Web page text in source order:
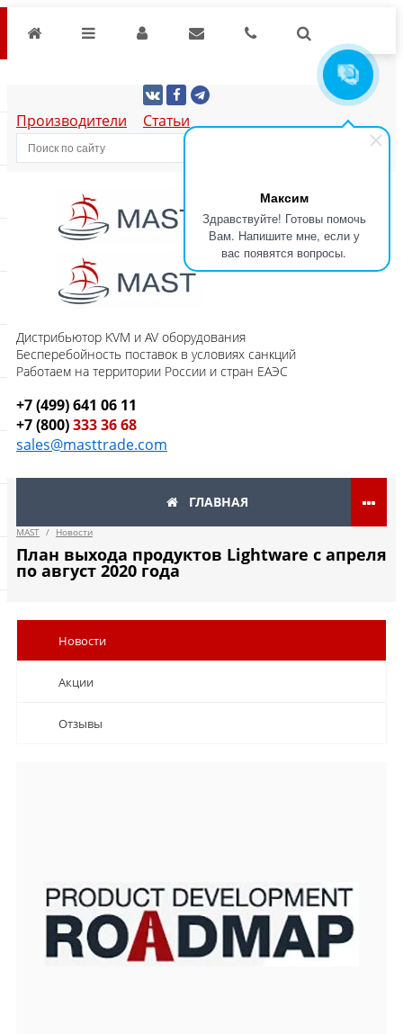
Максим
Здравствуйте! Готовы помочь
Вам. Напишите мне, если у
вас появятся вопросы.
Производители Статьи
Дистрибьютор KVM и AV оборудования
Бесперебойность поставок в условиях санкций
Работаем на территории России и стран ЕАЭС
+7 (499) 641 06 11
+7 (800)333 36 68
sales@masttrade.com
ГЛАВНАЯ
MAST / Новости
План выхода продуктов Lightware с апреля
по август 2020 года
Новости
Акции
Отзывы